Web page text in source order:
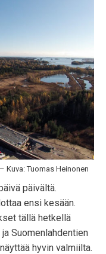
Kuva: Tuomas Heinonen
päivältä.
ensi kesään.
tällä hetkellä
Suomenlahdentien
hyvin valmiilta.